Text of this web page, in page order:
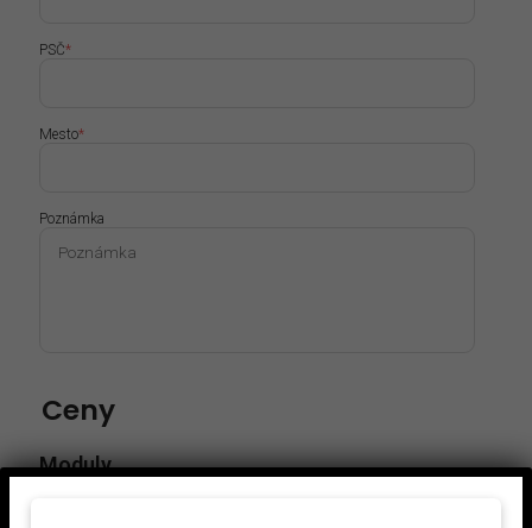
PSČ*
Mesto*
Poznámka
Ceny
Moduly